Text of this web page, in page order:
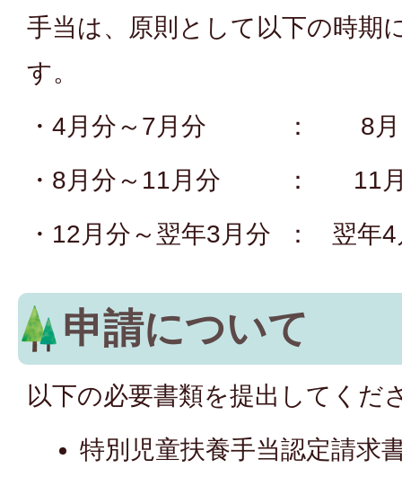
手当は、原則として以下の時期
す。
・4月分～7月分 ： 8月
・8月分～11月分 ： 11
・12月分～翌年3月分 ： 翌年4
申請について
以下の必要書類を提出してくだ
特別児童扶養手当認定請求